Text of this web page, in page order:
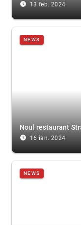
access_time_filled 13 feb. 2024
NEWS
Noul restaurant
access_time_filled 16 ian. 2024
NEWS